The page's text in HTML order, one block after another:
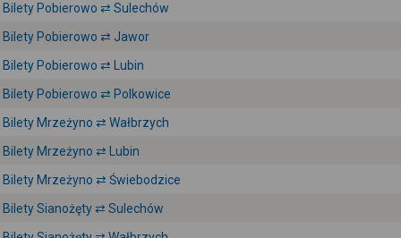
Bilety Pobierowo ⇄ Sulechów
Bilety Pobierowo ⇄ Jawor
Bilety Pobierowo ⇄ Lubin
Bilety Pobierowo ⇄ Polkowice
Bilety Mrzeżyno ⇄ Wałbrzych
Bilety Mrzeżyno ⇄ Lubin
Bilety Mrzeżyno ⇄ Świebodzice
Bilety Sianożęty ⇄ Sulechów